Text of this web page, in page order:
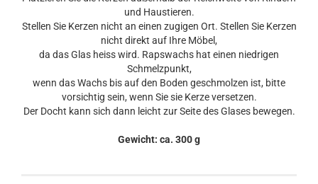
und Haustieren.
Stellen Sie Kerzen nicht an einen zugigen Ort. Stellen Sie Kerzen
nicht direkt auf Ihre Möbel,
da das Glas heiss wird. Rapswachs hat einen niedrigen
Schmelzpunkt,
wenn das Wachs bis auf den Boden geschmolzen ist, bitte
vorsichtig sein, wenn Sie sie Kerze versetzen.
Der Docht kann sich dann leicht zur Seite des Glases bewegen.
Gewicht: ca. 300 g